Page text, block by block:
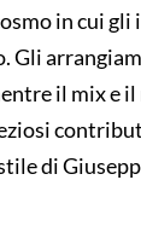
in cui gli
Gli
il mix e
di